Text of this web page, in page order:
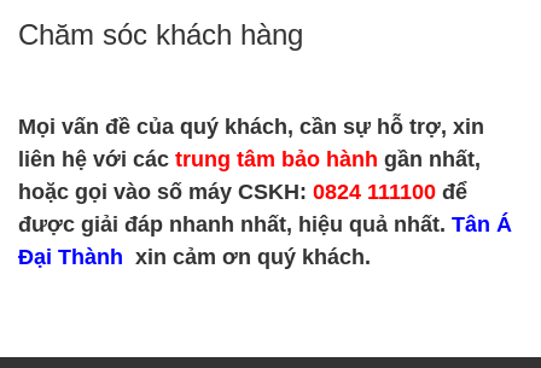
Chăm sóc khách hàng
Mọi vấn đề của quý khách, cần sự hỗ trợ, xin
liên hệ với các trung tâm bảo hành gần nhất,
hoặc gọi vào số máy CSKH: 0824 111100 để
được giải đáp nhanh nhất, hiệu quả nhất. Tân Á
Đại Thành xin cảm ơn quý khách.